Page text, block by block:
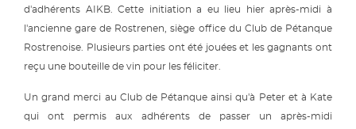
d'adhérents AIKB. Cette initiation a eu lieu hier après-midi à
l'ancienne gare de Rostrenen, siège office du Club de Pétanque
Rostrenoise. Plusieurs parties ont été jouées et les gagnants ont
reçu une bouteille de vin pour les féliciter.
Un grand merci au Club de Pétanque ainsi qu'à Peter et à Kate
qui ont permis aux adhérents de passer un après-midi